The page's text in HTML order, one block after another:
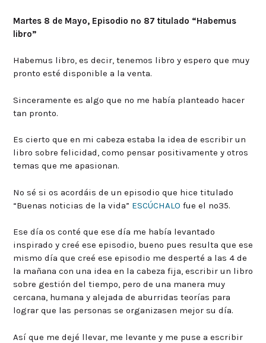
Martes 8 de Mayo, Episodio nº 87 titulado “Habemus
libro”
Habemus libro, es decir, tenemos libro y espero que muy
pronto esté disponible a la venta.
Sinceramente es algo que no me había planteado hacer
tan pronto.
Es cierto que en mi cabeza estaba la idea de escribir un
libro sobre felicidad, como pensar positivamente y otros
temas que me apasionan.
No sé si os acordáis de un episodio que hice titulado
“Buenas noticias de la vida” ESCÚCHALO fue el nº35.
Ese día os conté que ese día me había levantado
inspirado y creé ese episodio, bueno pues resulta que ese
mismo día que creé ese episodio me desperté a las 4 de
la mañana con una idea en la cabeza fija, escribir un libro
sobre gestión del tiempo, pero de una manera muy
cercana, humana y alejada de aburridas teorías para
lograr que las personas se organizasen mejor su día.
Así que me dejé llevar, me levante y me puse a escribir